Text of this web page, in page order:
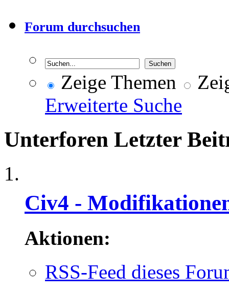
Forum durchsuchen
Zeige Themen
Erweiterte Suche
Unterforen Letzter
Civ4 -
Aktionen:
RSS-Feed dieses